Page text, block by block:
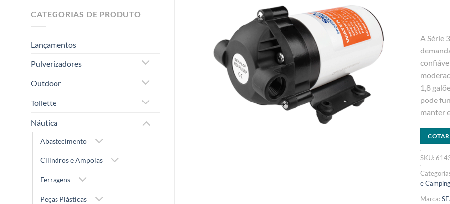
CATEGORIAS DE PRODUTO
Lançamentos
Pulverizadores
Outdoor
Toilette
Náutica
Abastecimento
Cilindros e Ampolas
Ferragens
Peças Plásticas
A Série
1,8
pode
manter
SKU:
e Camping
Marca: